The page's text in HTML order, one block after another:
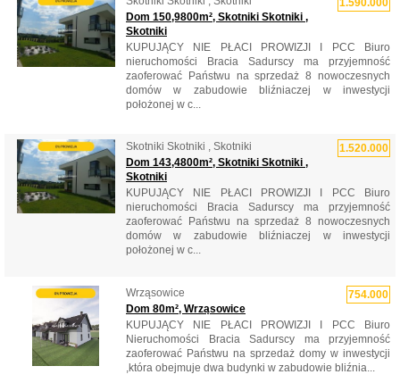
Dom 150,9800m², Skotniki Skotniki ,
Skotniki
KUPUJĄCY NIE PŁACI PROWIZJI I PCC Biuro
nieruchomości Bracia Sadurscy ma przyjemność
zaoferować Państwu na sprzedaż 8 nowoczesnych
domów w zabudowie bliźniaczej w inwestycji
położonej w c...
1.520.000
Skotniki Skotniki , Skotniki
Dom 143,4800m², Skotniki Skotniki ,
Skotniki
KUPUJĄCY NIE PŁACI PROWIZJI I PCC Biuro
nieruchomości Bracia Sadurscy ma przyjemność
zaoferować Państwu na sprzedaż 8 nowoczesnych
domów w zabudowie bliźniaczej w inwestycji
położonej w c...
754.000
Wrząsowice
Dom 80m², Wrząsowice
KUPUJĄCY NIE PŁACI PROWIZJI I PCC Biuro
Nieruchomości Bracia Sadurscy ma przyjemność
zaoferować Państwu na sprzedaż domy w inwestycji
,która obejmuje dwa budynki w zabudowie bliźnia...